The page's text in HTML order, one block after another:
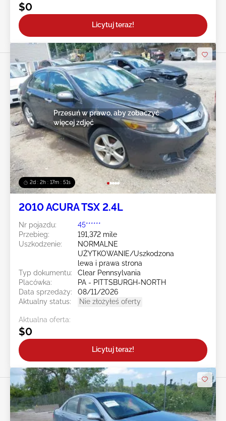
$0
Licytuj teraz!
2d : 2h : 17m : 48s
Przesuń w prawo, aby zobaczyć
więcej zdjęć
2010 ACURA TSX 2.4L
Nr pojazdu:
45******
Przebieg:
191,372 mile
Uszkodzenie:
NORMALNE
UŻYTKOWANIE/Uszkodzona
lewa i prawa strona
Typ dokumentu:
Clear Pennsylvania
Placówka:
PA - PITTSBURGH-NORTH
Data sprzedaży:
08/11/2026
Aktualny status:
Nie złożyłeś oferty
Aktualna oferta:
$0
Licytuj teraz!